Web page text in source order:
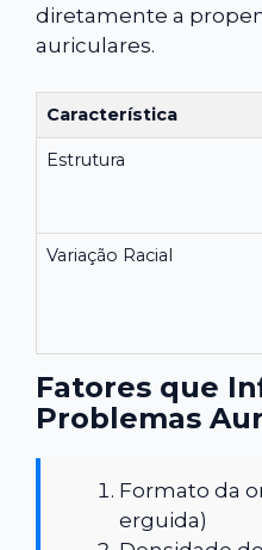
diretamente a
auriculares.
Característica
Estrutura
Variação Racial
Fatores que
Problemas
Formato da
erguida)